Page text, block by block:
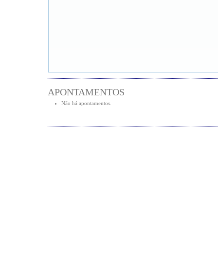
APONTAMENTOS
Não há apontamentos.